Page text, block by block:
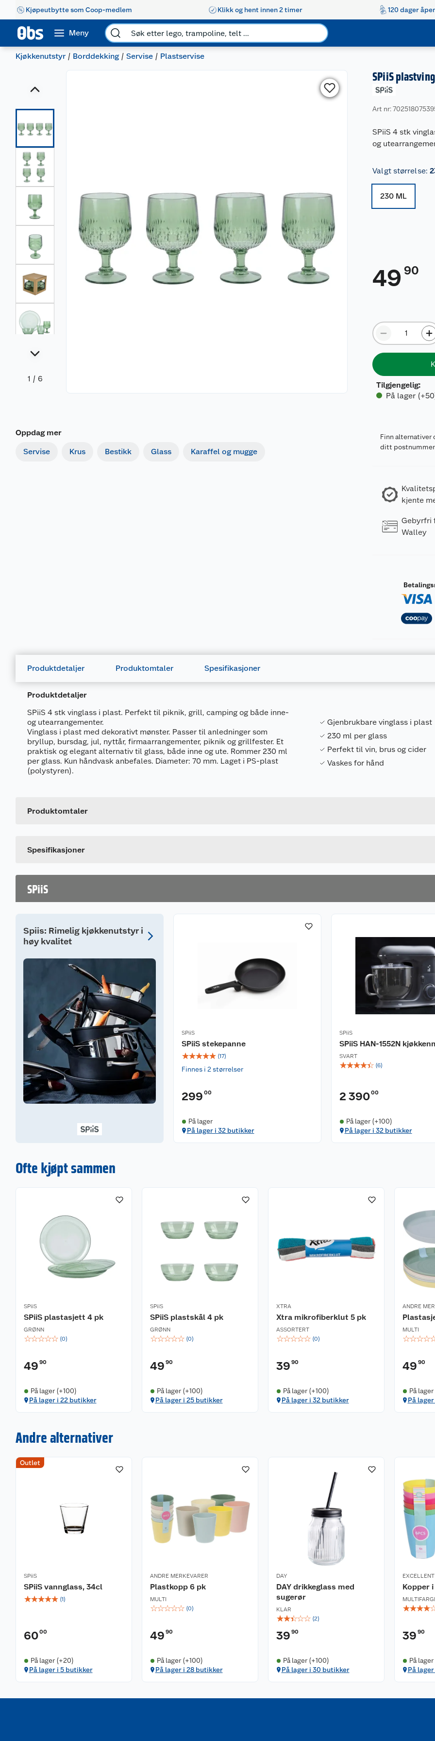
Kjøpeutbytte som Coop-medlem Klikk og hent innen 2 timer 120 dager
Meny
Kjøkkenutstyr Borddekking Servise Plastservise
1 / 6
Oppdag mer
Servise Krus Bestikk Glass Karaffel og mugge
SPiiS
Art nr:
SPiiS 4 stk
og
Valgt størrelse:
230 ML
49 90
Tilgjengelig:
På lager
Finn alternativer
ditt postnummer
kjente
Gebyrfri
Walley
Produktdetaljer Produktomtaler Spesifikasjoner
Produktdetaljer
SPiiS 4 stk vinglass i plast. Perfekt til piknik, grill, camping og både inne-
og utearrangementer.
Vinglass i plast med dekorativt mønster. Passer til anledninger som
bryllup, bursdag, jul, nyttår, firmaarrangementer, piknik og grillfester. Et
praktisk og elegant alternativ til glass, både inne og ute. Rommer 230 ml
per glass. Kun håndvask anbefales. Diameter: 70 mm. Laget i PS-plast
(polystyren).
Gjenbrukbare vinglass i plast
230 ml per glass
Perfekt til vin, brus og cider
Vaskes for hånd
Produktomtaler
Spesifikasjoner
Leverandørens artikkelnummer
SPiiS
Spiis: Rimelig kjøkkenutstyr i
høy kvalitet
SPiiS
SPiiS stekepanne
☆☆☆☆☆ (17)
Finnes i 2 størrelser
299 00
På lager
På lager i 32 butikker
SPiiS
SPiiS HAN-1552N
SVART
☆☆☆☆☆ (6)
2 39000
På lager (+100)
På lager i 32 butikker
Ofte kjøpt sammen
SPiiS
SPiiS plastasjett 4 pk
GRØNN
☆☆☆☆☆ (0)
49 90
På lager (+100)
På lager i 22 butikker
SPiiS
SPiiS plastskål 4 pk
GRØNN
☆☆☆☆☆ (0)
49 90
På lager (+100)
På lager i 25 butikker
XTRA
Xtra mikrofiberklut 5 pk
ASSORTERT
☆☆☆☆☆ (0)
39 90
På lager (+100)
På lager i 32 butikker
ANDRE
MULTI
☆☆☆☆
49 90
På
På
Andre alternativer
Outlet
SPiiS
SPiiS vannglass, 34cl
☆☆☆☆☆ (1)
6000
På lager (+20)
På lager i 5 butikker
ANDRE MERKEVARER
Plastkopp 6 pk
MULTI
☆☆☆☆☆ (0)
49 90
På lager (+100)
På lager i 28 butikker
DAY
DAY drikkeglass med
sugerør
KLAR
☆☆☆☆☆ (2)
39 90
På lager (+100)
På lager i 30 butikker
Kopper
☆☆☆☆
39 90
På
På